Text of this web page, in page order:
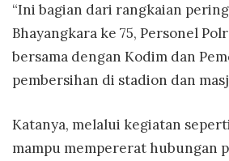
“Ini bagian dari rangkaian
Bhayangkara ke 75, Personel
bersama dengan Kodim dan
pembersihan di stadion dan
Katanya, melalui kegiatan
mampu mempererat hubungan